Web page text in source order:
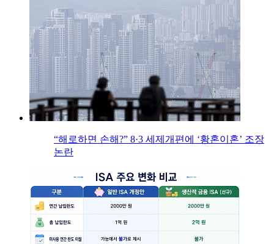
“해로하면 손해?” 8·3 세제개편에 ‘황혼이혼’ 조장
논란